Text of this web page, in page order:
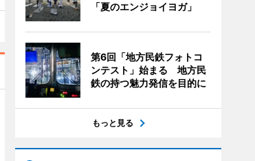
「夏のエンジョイヨガ」
第6回「地方民鉄フォトコ
ンテスト」始まる 地方民
鉄の持つ魅力発信を目的に
もっと見る